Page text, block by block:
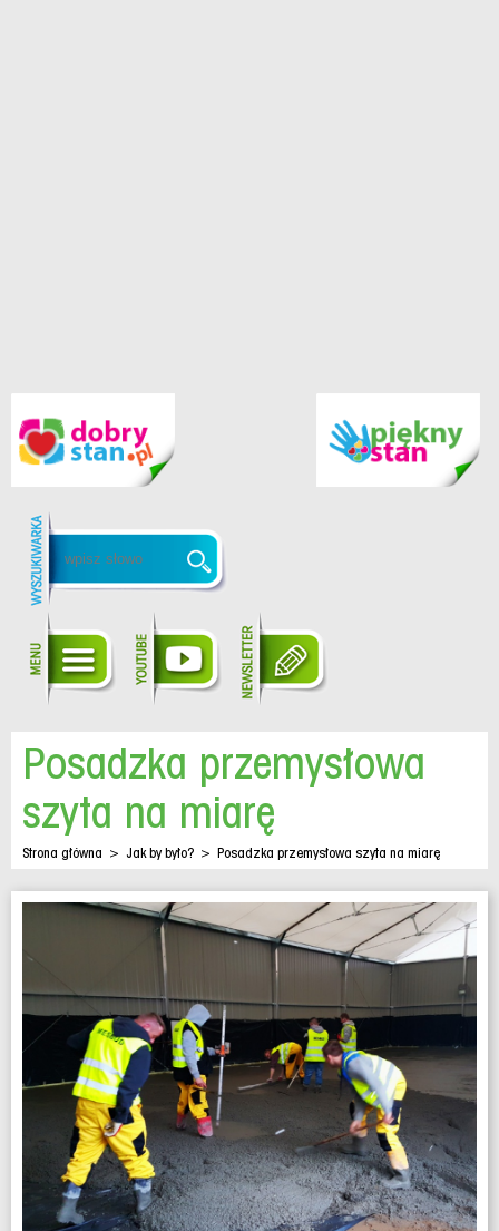
Posadzka przemysłowa
szyta na miarę
Strona główna > Jak by było? > Posadzka przemysłowa szyta na miarę